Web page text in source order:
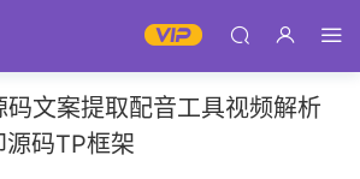
码文案提取配音工具视频解析
源码TP框架